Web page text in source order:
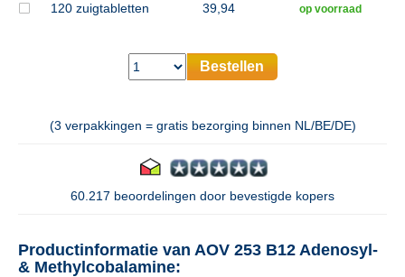
120 zuigtabletten 39,94 op voorraad
Bestellen
(3 verpakkingen = gratis bezorging binnen NL/BE/DE)
60.217 beoordelingen door bevestigde kopers
Productinformatie van AOV 253 B12 Adenosyl-
& Methylcobalamine: